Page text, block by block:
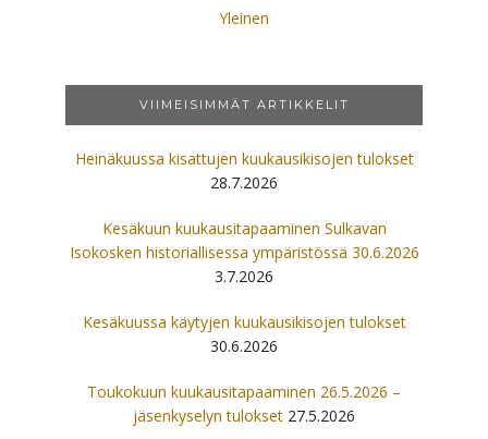
Yleinen
VIIMEISIMMÄT ARTIKKELIT
Heinäkuussa kisattujen kuukausikisojen tulokset
28.7.2026
Kesäkuun kuukausitapaaminen Sulkavan
Isokosken historiallisessa ympäristössä 30.6.2026
3.7.2026
Kesäkuussa käytyjen kuukausikisojen tulokset
30.6.2026
Toukokuun kuukausitapaaminen 26.5.2026 –
jäsenkyselyn tulokset 27.5.2026